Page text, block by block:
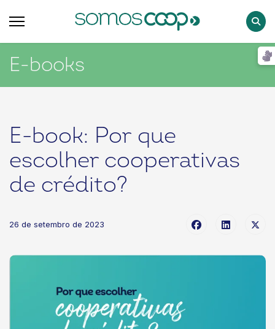
E-books
E-book: Por que
escolher cooperativas
de crédito?
26 de setembro de 2023